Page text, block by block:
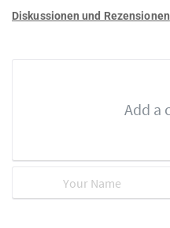
Diskussionen und Rezensionen